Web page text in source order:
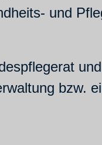
und
bzw.